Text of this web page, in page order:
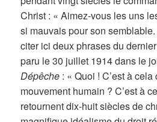
Christ : « Aimez-vous les uns
si mauvais pour son
citer ici deux phrases du
paru le 30 juillet 1914 dans le
Dépêche : « Quoi ! C’est à cela
mouvement humain ? C’est à
retournent dix-huit siècles de